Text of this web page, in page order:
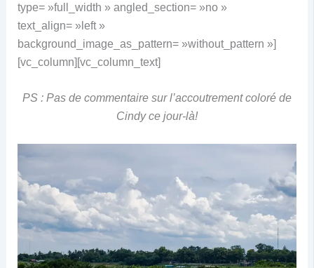
type= »full_width » angled_section= »no »
text_align= »left »
background_image_as_pattern= »without_pattern »]
[vc_column][vc_column_text]
PS : Pas de commentaire sur l’accoutrement coloré de
Cindy ce jour-là!